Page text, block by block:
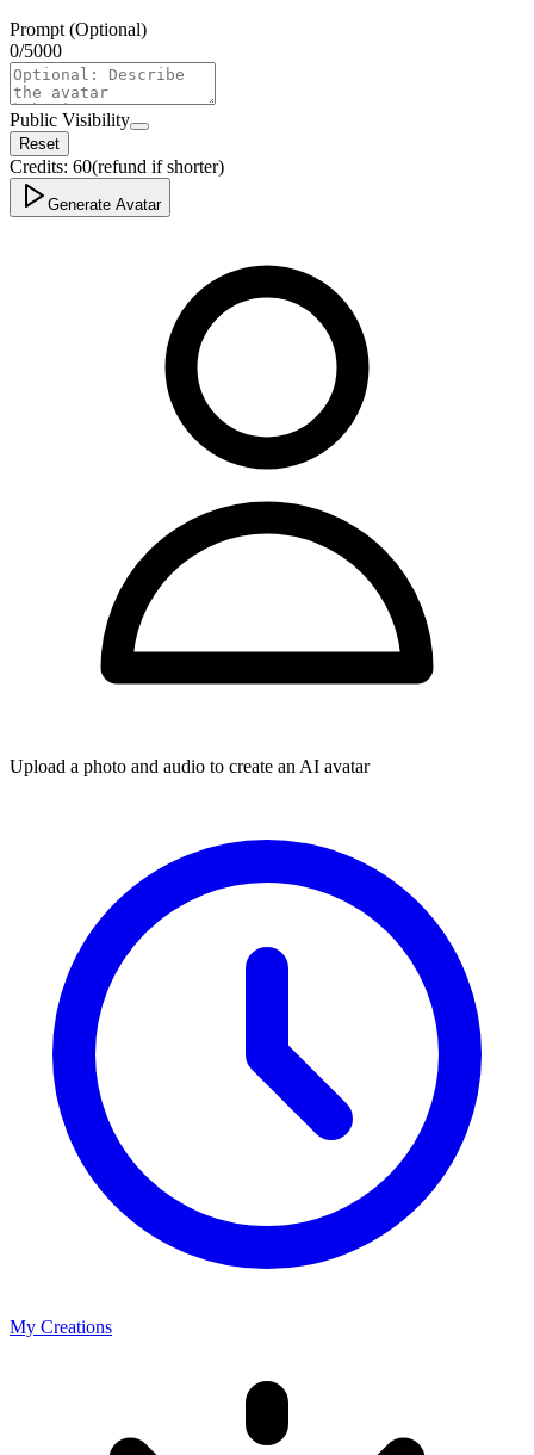
Prompt (Optional)
0/5000
Public Visibility
Reset
Credits: 60(refund if shorter)
Generate Avatar
Upload a photo and audio to create an AI avatar
My Creations